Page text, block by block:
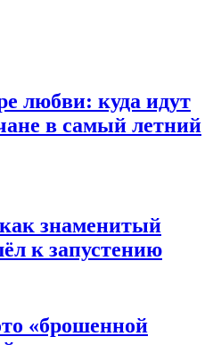
любви: куда идут
в самый летний
знаменитый
к запустению
«брошенной